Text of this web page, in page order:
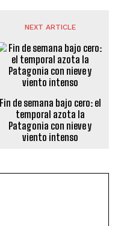
NEXT ARTICLE
Fin de semana bajo cero: el
temporal azota la
Patagonia con nieve y
viento intenso